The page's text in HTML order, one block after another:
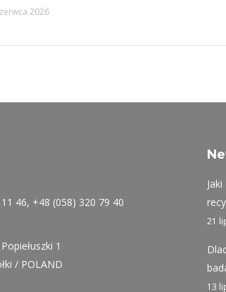
2026
46, +48 (058) 320 79 40
1
/ POLAND
21
13